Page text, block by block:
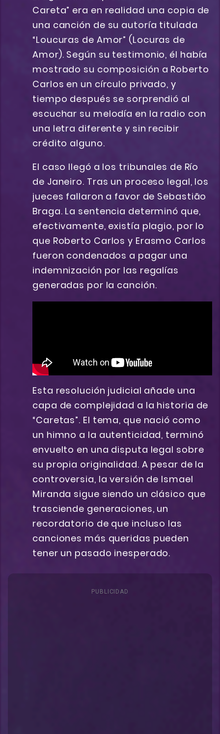
Careta” era en realidad una copia de
una canción de su autoría titulada
“Loucuras de Amor” (Locuras de
Amor). Según su testimonio, él había
mostrado su composición a Roberto
Carlos en un círculo privado, y
tiempo después se sorprendió al
escuchar su melodía en la radio con
una letra diferente y sin recibir
crédito alguno.
El caso llegó a los tribunales de Río
de Janeiro. Tras un proceso legal, los
jueces fallaron a favor de Sebastião
Braga. La sentencia determinó que,
efectivamente, existía plagio, por lo
que Roberto Carlos y Erasmo Carlos
fueron condenados a pagar una
indemnización por las regalías
generadas por la canción.
Esta resolución judicial añade una
capa de complejidad a la historia de
“Caretas”. El tema, que nació como
un himno a la autenticidad, terminó
envuelto en una disputa legal sobre
su propia originalidad. A pesar de la
controversia, la versión de Ismael
Miranda sigue siendo un clásico que
trasciende generaciones, un
recordatorio de que incluso las
canciones más queridas pueden
tener un pasado inesperado.
PUBLICIDAD